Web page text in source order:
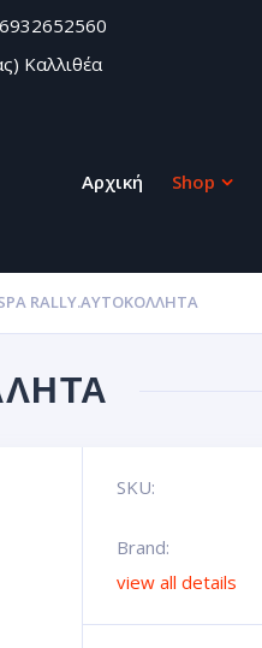
6932652560
Καλλιθέα
Αρχική Shop
RALLY.ΑΥΤΟΚΌΛΛΗΤΑ
SKU:
Brand:
view all details